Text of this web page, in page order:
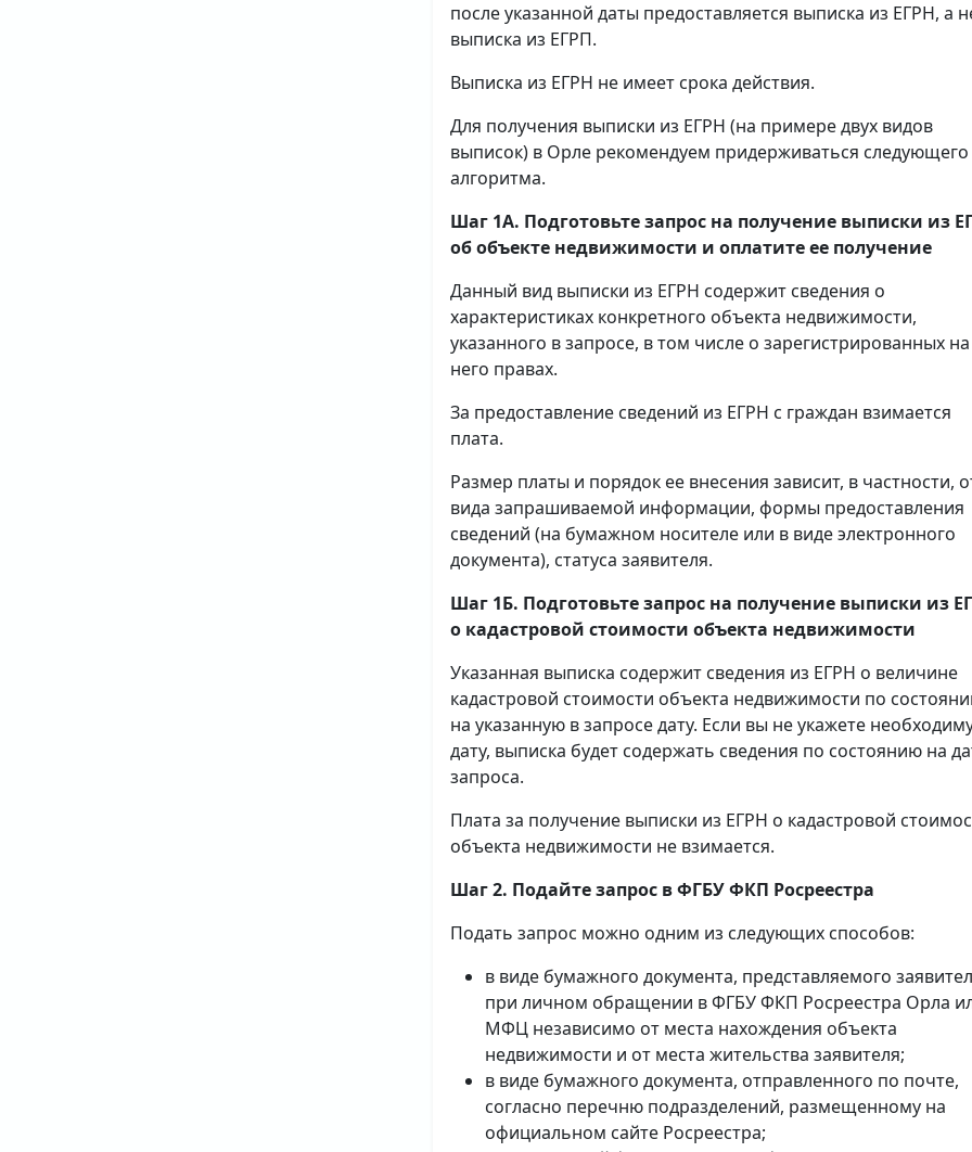
после указанной даты предоставляется выписка из ЕГРН, а
выписка из ЕГРП.
Выписка из ЕГРН не имеет срока действия.
Для получения выписки из ЕГРН (на примере двух видов
выписок) в Орле рекомендуем придерживаться следующего
алгоритма.
Шаг 1А. Подготовьте запрос на получение выписки из
об объекте недвижимости и оплатите ее получение
Данный вид выписки из ЕГРН содержит сведения о
характеристиках конкретного объекта недвижимости,
указанного в запросе, в том числе о зарегистрированных на
него правах.
За предоставление сведений из ЕГРН с граждан взимается
плата.
Размер платы и порядок ее внесения зависит, в частности,
вида запрашиваемой информации, формы предоставления
сведений (на бумажном носителе или в виде электронного
документа), статуса заявителя.
Шаг 1Б. Подготовьте запрос на получение выписки из
о кадастровой стоимости объекта недвижимости
Указанная выписка содержит сведения из ЕГРН о величине
кадастровой стоимости объекта недвижимости по
на указанную в запросе дату. Если вы не укажете
дату, выписка будет содержать сведения по состоянию на
запроса.
Плата за получение выписки из ЕГРН о кадастровой
объекта недвижимости не взимается.
Шаг 2. Подайте запрос в ФГБУ ФКП Росреестра
Подать запрос можно одним из следующих способов:
в виде бумажного документа, представляемого
при личном обращении в ФГБУ ФКП Росреестра Орла
МФЦ независимо от места нахождения объекта
недвижимости и от места жительства заявителя;
в виде бумажного документа, отправленного по почте,
согласно перечню подразделений, размещенному на
официальном сайте Росреестра;